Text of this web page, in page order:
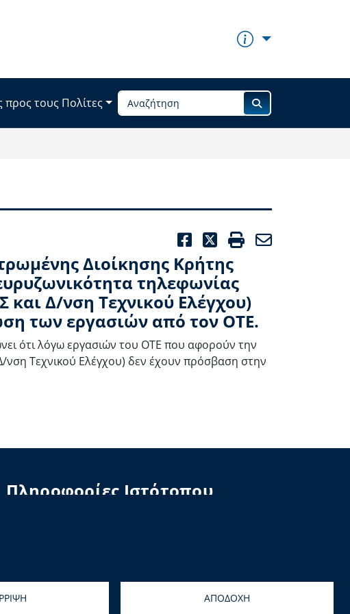
προς τους Πολίτες
FACEBOOK
TWITTER
PRINT
Διοίκησης Κρήτης
τηλεφωνίας
και Δ/νση Τεχνικού Ελέγχου)
των εργασιών από τον ΟΤΕ.
ότι λόγω εργασιών του ΟΤΕ που αφορούν την
Τεχνικού Ελέγχου) δεν έχουν πρόσβαση στην
Πληροφορίες Ιστότοπου
ΑΠΟΔΟΧΗ
Συστημάτων & Αιγαίου Solutions